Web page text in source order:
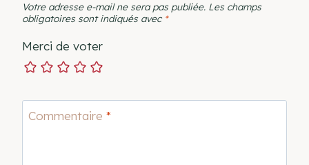
Votre adresse e-mail ne sera pas publiée. Les champs
obligatoires sont indiqués avec *
Merci de voter
Commentaire *